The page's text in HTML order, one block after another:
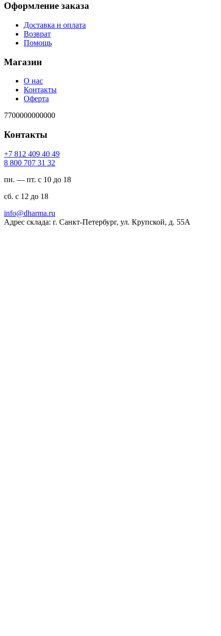
Оформление заказа
Доставка и оплата
Возврат
Помощь
Магазин
О нас
Контакты
Оферта
7700000000000
Контакты
94 04 904 218 7+
23 13 707 008 8
пн. — пт. с 10 до 18
сб. с 12 до 18
ur.amrahd@ofni
Адрес склада: г. Санкт-Петербург, ул. Крупской, д. 55А